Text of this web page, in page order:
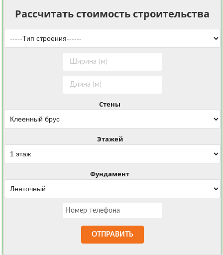
Рассчитать стоимость строительства
Стены
Этажей
Фундамент
ОТПРАВИТЬ